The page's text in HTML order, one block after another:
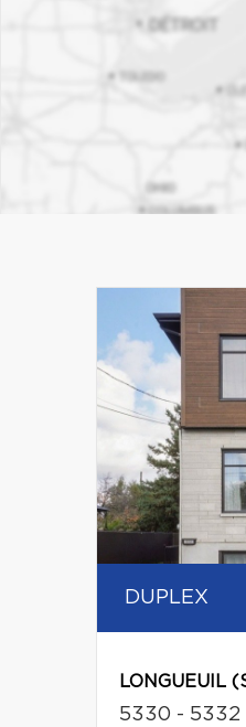
DUPLEX
LONGUEUIL
5330 - 5332